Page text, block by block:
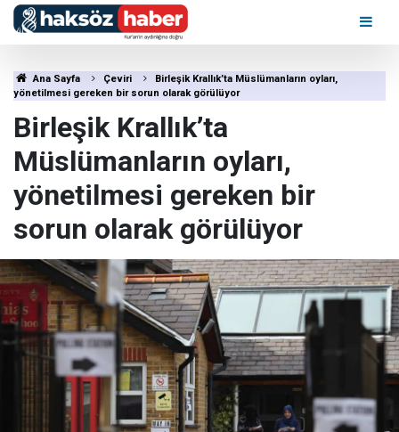
Ana Sayfa Çeviri
Birleşik Krallık’ta Müslümanların oyları,
yönetilmesi gereken bir sorun olarak görülüyor
Birleşik Krallık’ta
Müslümanların oyları,
yönetilmesi gereken bir
sorun olarak görülüyor